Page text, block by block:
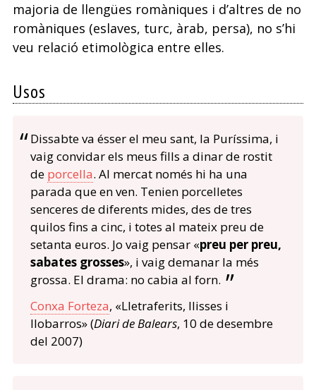
majoria de llengües romàniques i d’altres de no
romàniques (eslaves, turc, àrab, persa), no s’hi
veu relació etimològica entre elles.
Usos
Dissabte va ésser el meu sant, la Puríssima, i
vaig convidar els meus fills a dinar de rostit
de porcella. Al mercat només hi ha una
parada que en ven. Tenien porcelletes
senceres de diferents mides, des de tres
quilos fins a cinc, i totes al mateix preu de
setanta euros. Jo vaig pensar «preu per preu,
sabates grosses», i vaig demanar la més
grossa. El drama: no cabia al forn.
Conxa Forteza, «Lletraferits, llisses i
llobarros» (Diari de Balears, 10 de desembre
del 2007)